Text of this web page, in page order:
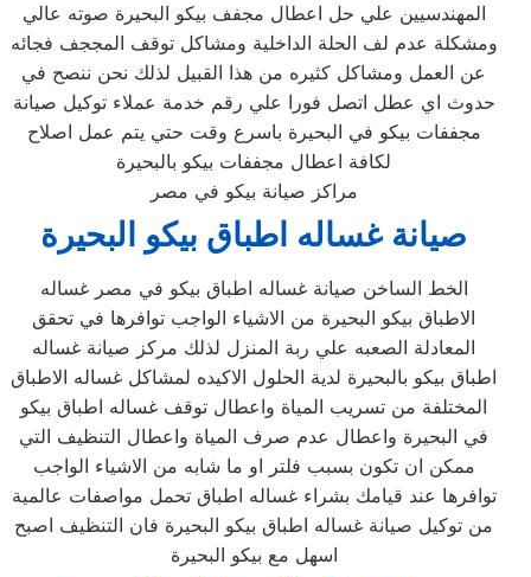
المهندسيين علي حل اعطال مجفف بيكو البحيرة صوته عالي
ومشكلة عدم لف الحلة الداخلية ومشاكل توقف المججف فجائه
عن العمل ومشاكل كثيره من هذا القبيل لذلك نحن ننصح في
حدوث اي عطل اتصل فورا علي رقم خدمة عملاء توكيل صيانة
مجففات بيكو في البحيرة باسرع وقت حتي يتم عمل اصلاح
لكافة اعطال مجففات بيكو بالبحيرة
مراكز صيانة بيكو في مصر
صيانة غساله اطباق بيكو البحيرة
الخط الساخن صيانة غساله اطباق بيكو في مصر غساله
الاطباق بيكو البحيرة من الاشياء الواجب توافرها في تحقق
المعادلة الصعبه علي ربة المنزل لذلك مركز صيانة غساله
اطباق بيكو بالبحيرة لدية الحلول الاكيده لمشاكل غساله الاطباق
المختلفة من تسريب المياة واعطال توقف غساله اطباق بيكو
في البحيرة واعطال عدم صرف المياة واعطال التنظيف التي
ممكن ان تكون بسبب فلتر او ما شابه من الاشياء الواجب
توافرها عند قيامك بشراء غساله اطباق تحمل مواصفات عالمية
من توكيل صيانة غساله اطباق بيكو البحيرة فان التنظيف اصبح
اسهل مع بيكو البحيرة